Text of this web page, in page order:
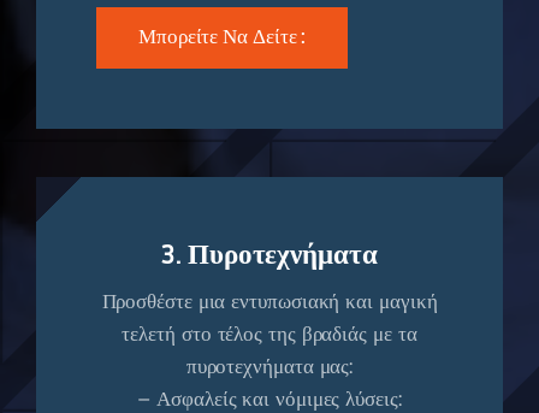
Μπορείτε Να Δείτε :
3. Πυροτεχνήματα
Προσθέστε μια εντυπωσιακή και μαγική
τελετή στο τέλος της βραδιάς με τα
πυροτεχνήματα μας:
– Ασφαλείς και νόμιμες λύσεις: